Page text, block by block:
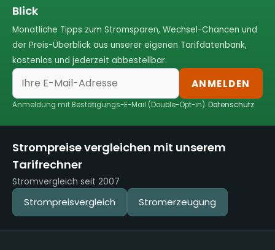
Blick
Monatliche Tipps zum Stromsparen, Wechsel-Chancen und
der Preis-Überblick aus unserer eigenen Tarifdatenbank,
kostenlos und jederzeit abbestellbar.
ANMELDEN
Anmeldung mit Bestätigungs-E-Mail (Double-Opt-in).Datenschutz
Strompreise vergleichen mit unserem
Tarifrechner
Stromvergleich seit 2007
Strompreisvergleich Stromerzeugung